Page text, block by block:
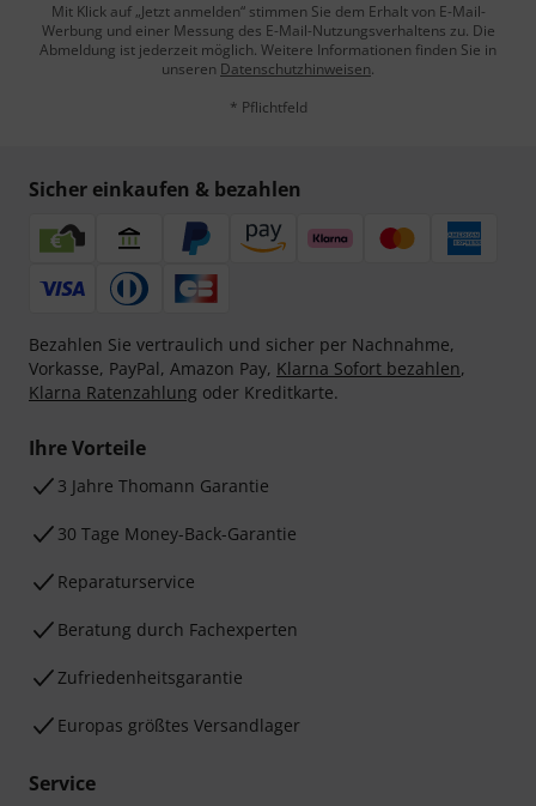
Mit Klick auf „Jetzt anmelden“ stimmen Sie dem Erhalt von E-Mail-
Werbung und einer Messung des E-Mail-Nutzungsverhaltens zu. Die
Abmeldung ist jederzeit möglich. Weitere Informationen finden Sie in
unseren Datenschutzhinweisen.
* Pflichtfeld
Sicher einkaufen & bezahlen
Bezahlen Sie vertraulich und sicher per Nachnahme,
Vorkasse, PayPal, Amazon Pay, Klarna Sofort bezahlen,
Klarna Ratenzahlung oder Kreditkarte.
Ihre Vorteile
3 Jahre Thomann Garantie
30 Tage Money-Back-Garantie
Reparaturservice
Beratung durch Fachexperten
Zufriedenheitsgarantie
Europas größtes Versandlager
Service